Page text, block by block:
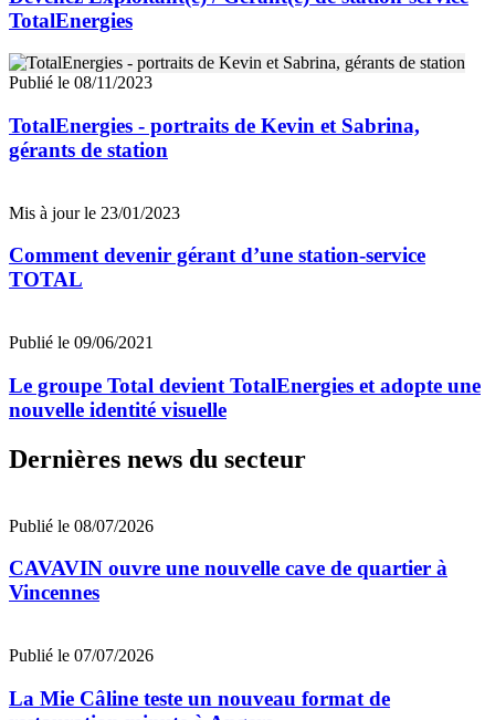
TotalEnergies
Publié le 08/11/2023
TotalEnergies - portraits de Kevin et Sabrina,
gérants de station
Mis à jour le 23/01/2023
Comment devenir gérant d’une station-service
TOTAL
Publié le 09/06/2021
Le groupe Total devient TotalEnergies et adopte une
nouvelle identité visuelle
Dernières news du secteur
Publié le 08/07/2026
CAVAVIN ouvre une nouvelle cave de quartier à
Vincennes
Publié le 07/07/2026
La Mie Câline teste un nouveau format de